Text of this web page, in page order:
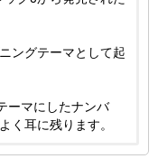
ングテーマとして起
ーマにしたナンバ
く耳に残ります。